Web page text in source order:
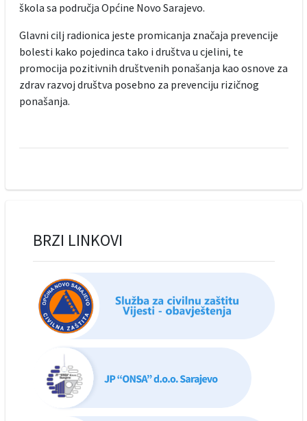
škola sa područja Općine Novo Sarajevo.
Glavni cilj radionica jeste promicanja značaja prevencije
bolesti kako pojedinca tako i društva u cjelini, te
promocija pozitivnih društvenih ponašanja kao osnove za
zdrav razvoj društva posebno za prevenciju rizičnog
ponašanja.
BRZI LINKOVI